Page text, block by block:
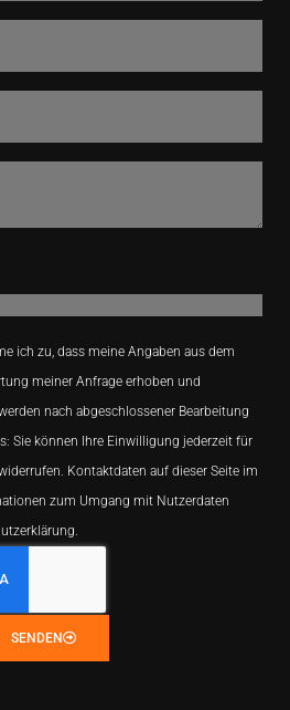
ich zu, dass meine Angaben aus dem
meiner Anfrage erhoben und
nach abgeschlossener Bearbeitung
Sie können Ihre Einwilligung jederzeit für
Kontaktdaten auf dieser Seite im
zum Umgang mit Nutzerdaten
SENDEN